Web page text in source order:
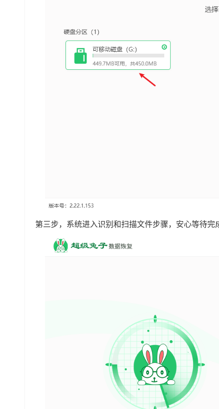
第三步，系统进入识别和扫描文件步骤，安心等待完